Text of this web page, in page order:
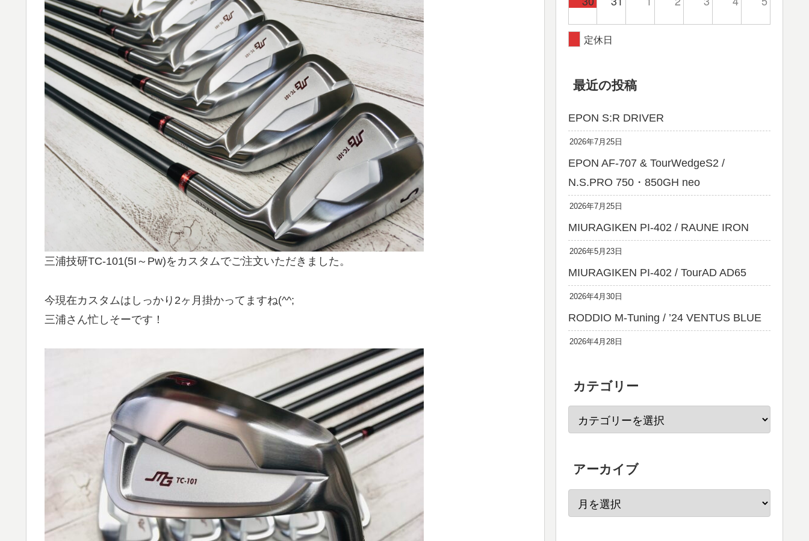
三浦技研TC-101(5I～Pw)をカスタムでご注文いただきました。
今現在カスタムはしっかり2ヶ月掛かってますね(^^;
三浦さん忙しそーです！
定休日
最近の投稿
EPON S:R DRIVER
2026年7月25日
EPON AF-707 & TourWedgeS2 /
N.S.PRO 750・850GH neo
2026年7月25日
MIURAGIKEN PI-402 / RAUNE IRON
2026年5月23日
MIURAGIKEN PI-402 / TourAD AD65
2026年4月30日
RODDIO M-Tuning / ’24 VENTUS BLUE
2026年4月28日
カテゴリー
アーカイブ